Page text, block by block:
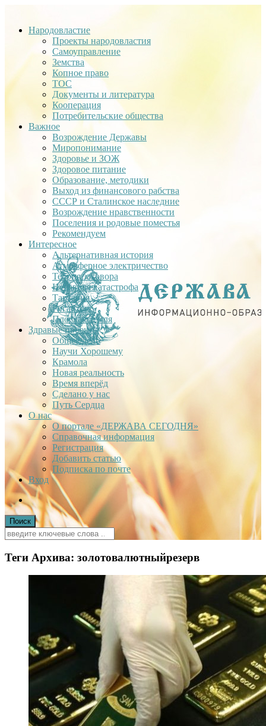
Народовластие
Проекты народовластия
Самоуправление
Земства
Копное право
ТОС
Документы и литература
Кооперация
Потребительские общества
Важное
Возрождение Державы
Миропонимание
Здоровье и ЗОЖ
Здоровое питание
Образование, методики
Выход из финансового рабства
СССР и Сталинское наследние
Возрождение нравственности
Поселения и родовые поместья
Рекомендуем
Интересное
Альтернативная история
Атмосферное электричество
Теория заговора
Недавняя катастрофа
Тартария
Гиганты
Плоская Земля
Здравые проекты
Общее дело
Научи Хорошему
Крамола
Новая реальность
Время вперёд
Сделано у нас
Путь Сердца
О нас
О портале «ДЕРЖАВА СЕГОДНЯ»
Справочная информация
Регистрация
Добавить статью
Подписка по почте
Вход
Теги Архива: золотовалютныйрезерв